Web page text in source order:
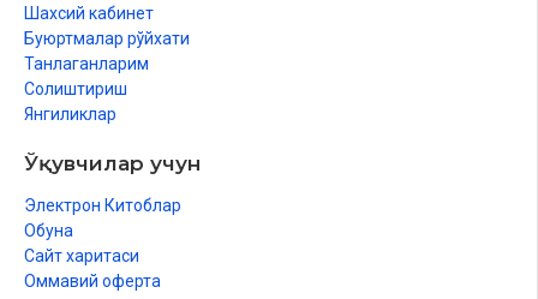
Шахсий кабинет
Буюртмалар рўйхати
Танлаганларим
Солиштириш
Янгиликлар
Ўқувчилар учун
Электрон Китоблар
Обуна
Сайт харитаси
Оммавий оферта